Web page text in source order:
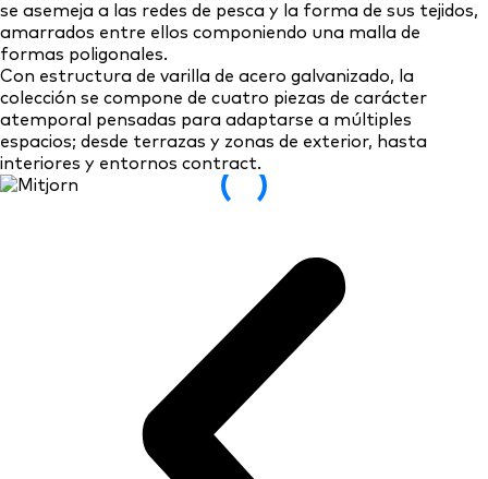
se asemeja a las redes de pesca y la forma de sus tejidos,
amarrados entre ellos componiendo una malla de
formas poligonales.
Con estructura de varilla de acero galvanizado, la
colección se compone de cuatro piezas de carácter
atemporal pensadas para adaptarse a múltiples
espacios; desde terrazas y zonas de exterior, hasta
interiores y entornos contract.